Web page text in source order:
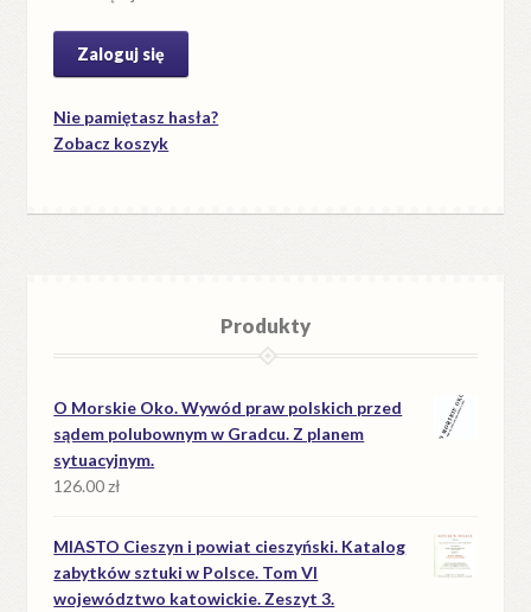
Nie pamiętasz hasła?
Zobacz koszyk
Produkty
O Morskie Oko. Wywód praw polskich przed
sądem polubownym w Gradcu. Z planem
sytuacyjnym.
126.00zł
MIASTO Cieszyn i powiat cieszyński. Katalog
zabytków sztuki w Polsce. Tom VI
województwo katowickie. Zeszyt 3.